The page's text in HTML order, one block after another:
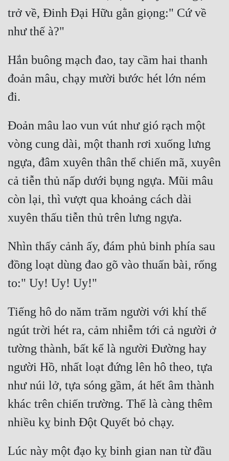
trở về, Đinh Đại Hữu gằn giọng:" Cứ về
Hắn buông mạch đao, tay cầm hai thanh
đoản mâu, chạy mười bước hét lớn ném
Đoản mâu lao vun vút như gió rạch một
vòng cung dài, một thanh rơi xuống lưng
ngựa, đâm xuyên thân thể chiến mã, xuyên
cả tiễn thủ nấp dưới bụng ngựa. Mũi mâu
còn lại, thì vượt qua khoảng cách dài
Nhìn thấy cảnh ấy, đám phủ binh phía sau
đồng loạt dùng đao gõ vào thuấn bài, rống
Tiếng hô do năm trăm người với khí thế
ngút trời hét ra, cảm nhiễm tới cả người ở
tường thành, bất kể là người Đường hay
người Hồ, nhất loạt đứng lên hô theo, tựa
như núi lở, tựa sóng gầm, át hết âm thành
khác trên chiến trường. Thế là càng thêm
Lúc này một đạo kỵ binh gian nan từ đầu